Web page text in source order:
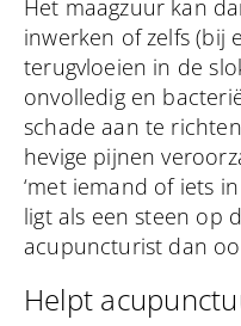
Het maagzuur kan
inwerken of zelfs (bij
terugvloeien in de
onvolledig en
schade aan te
hevige pijnen
‘met iemand of iets
ligt als een steen op
acupuncturist dan
Helpt